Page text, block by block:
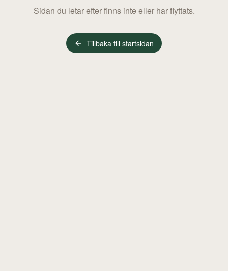
Sidan du letar efter finns inte eller har flyttats.
Tillbaka till startsidan